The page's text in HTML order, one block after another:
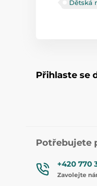
Dětská
Přihlaste se
Potřebujete
+420 770
Zavolejte